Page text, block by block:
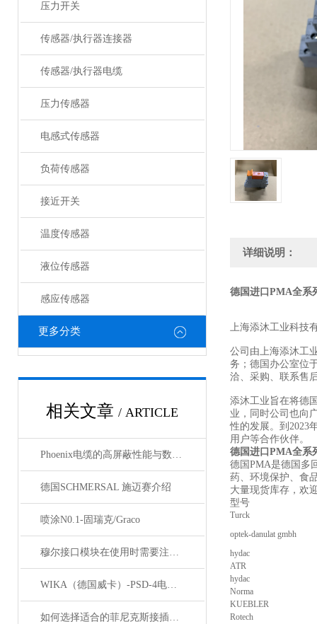
压力开关
传感器/执行器连接器
传感器/执行器电缆
压力传感器
电感式传感器
负荷传感器
接近开关
温度传感器
液位传感器
感应传感器
更多分类
相关文章 / ARTICLE
Phoenix电缆的高屏蔽性能与数据传输优势
德国SCHMERSAL 施迈赛介绍
喷涂N0.1-固瑞克/Graco
穆尔接口模块在使用时需要注意哪些问题？
WIKA（德国威卡）-PSD-4电子压力开关
如何选择适合的菲尼克斯接插件？
详细说明：
德国进口PMA全系
上海添沐工业科技
公司由上海添沐工
务；德国办公室位
洽、采购、联系售
添沐工业旨在将德
业，同时公司也向
性的发展。到2023
用户等合作伙伴。
德国进口PMA全系
德国PMA是德国多
药、环境保护、食
大量现货库存，欢
型号
Turck
optek-danulat gmbh
hydac
ATR
hydac
Norma
KUEBLER
Rotech